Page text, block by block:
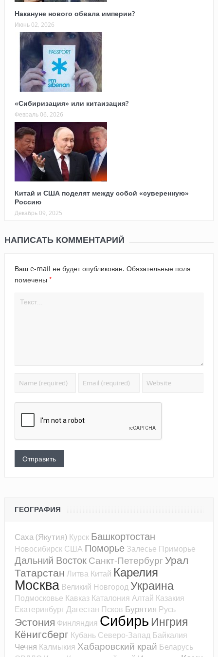
Накануне нового обвала империи?
Июнь 02, 2026
«Сибиризация» или китаизация?
Февраль 06, 2026
Китай и США поделят между собой «суверенную»
Россию
Декабрь 09, 2025
НАПИСАТЬ КОММЕНТАРИЙ
Ваш e-mail не будет опубликован. Обязательные поля
помечены *
ГЕОГРАФИЯ
Саха (Якутия) Курск Башкортостан
Новосибирск США Поморье Залесье Приморье
Дальний Восток Санкт-Петербург Урал
Татарстан Литва Китай Карелия
Москва Великий Новгород Украина
Подмосковье Кавказ Каталония Алтай Казакия
Екатеринбург Дагестан Псков Бурятия Русь
Эстония Финляндия Сибирь Ингрия
Кёнигсберг Кубань Северо-Запад Байкалия
Чечня Калмыкия Хабаровский край Беларусь